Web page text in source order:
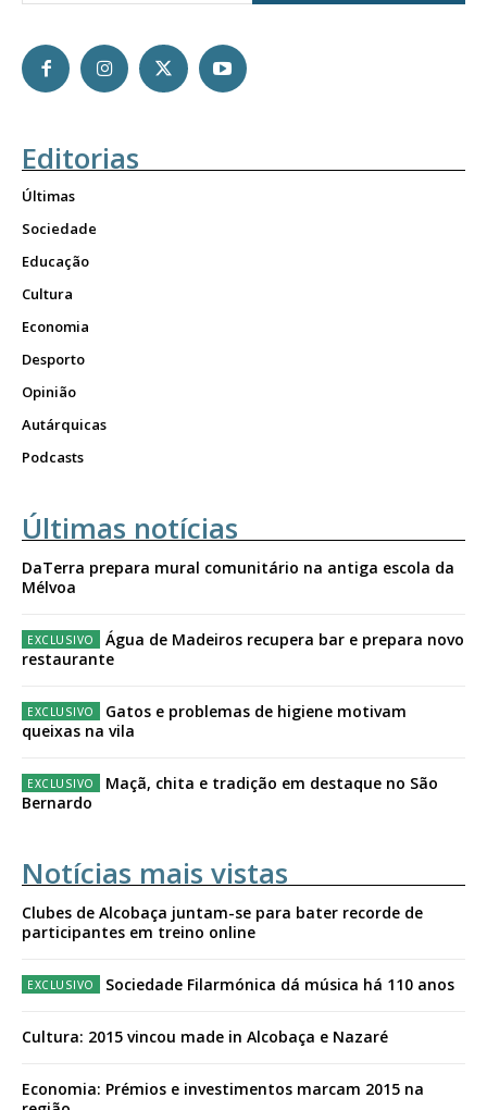
Editorias
Últimas
Sociedade
Educação
Cultura
Economia
Desporto
Opinião
Autárquicas
Podcasts
Últimas notícias
DaTerra prepara mural comunitário na antiga escola da
Mélvoa
Água de Madeiros recupera bar e prepara novo
restaurante
Gatos e problemas de higiene motivam
queixas na vila
Maçã, chita e tradição em destaque no São
Bernardo
Notícias mais vistas
Clubes de Alcobaça juntam-se para bater recorde de
participantes em treino online
Sociedade Filarmónica dá música há 110 anos
Cultura: 2015 vincou made in Alcobaça e Nazaré
Economia: Prémios e investimentos marcam 2015 na